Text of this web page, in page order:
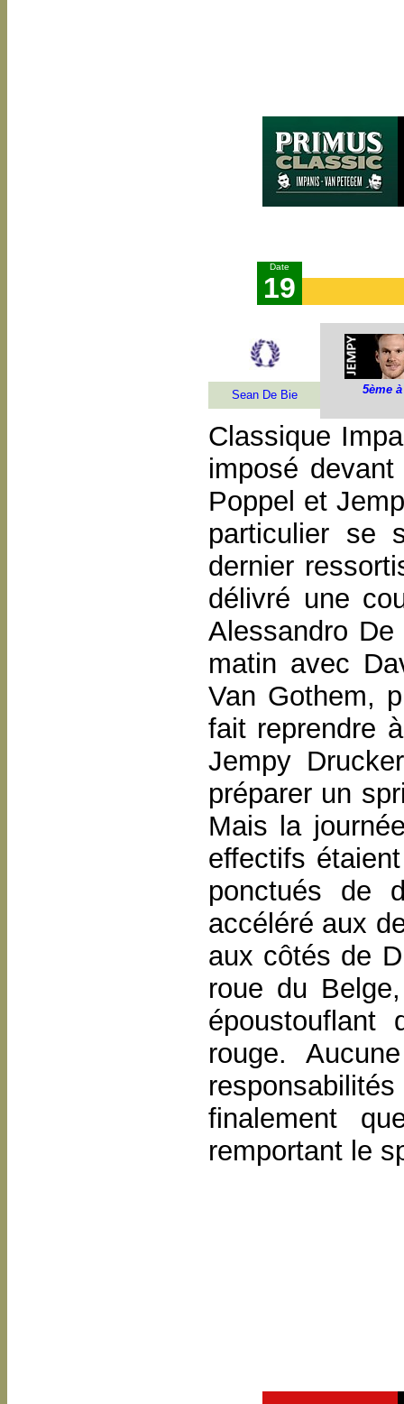
Date
19
Sean De Bie 5ème
Classique
imposé
Poppel et
particulier se
dernier
délivré une
Alessandro
matin avec
Van Gothem,
fait reprendre
Jempy
préparer un
Mais la
effectifs
ponctués de
accéléré aux
aux côtés de
roue du
rouge.
finalement
remportant le